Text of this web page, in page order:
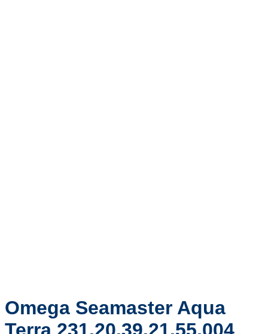
Omega Seamaster Aqua